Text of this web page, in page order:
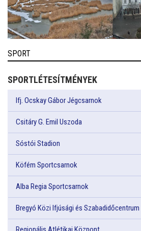
SPORT
SPORTLÉTESÍTMÉNYEK
Ifj. Ocskay Gábor Jégcsarnok
Csitáry G. Emil Uszoda
Sóstói Stadion
Köfém Sportcsarnok
Alba Regia Sportcsarnok
Bregyó Közi Ifjúsági és Szabadidőcentrum